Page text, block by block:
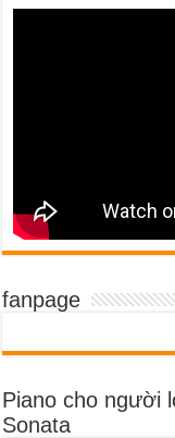
fanpage
Piano cho người
Sonata